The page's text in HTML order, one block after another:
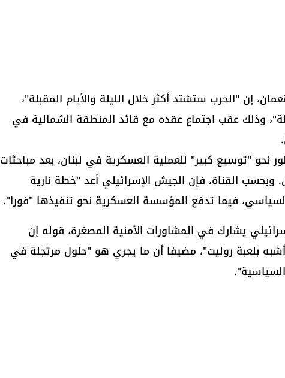
إن "الحرب ستشتد أكثر خلال الليلة والأيام المقبلة"،
وذلك عقب اجتماع عقده مع قائد المنطقة الشمالية في
توجها يتبلور نحو "توسيع كبير" للعملية العسكرية في لبنان، بعد مباحثات
وبحسب القناة، فإن الجيش الإسرائيلي أعد "خطة نارية
فيما تدفع المؤسسة العسكرية نحو تنفيذها "فورا".
12 عن مسؤول إسرائيلي يشارك في المشاورات الأمنية المصغرة، قوله إن
بلعبة روليت"، مضيفا أن ما يجري هو "حلول مرتجلة في